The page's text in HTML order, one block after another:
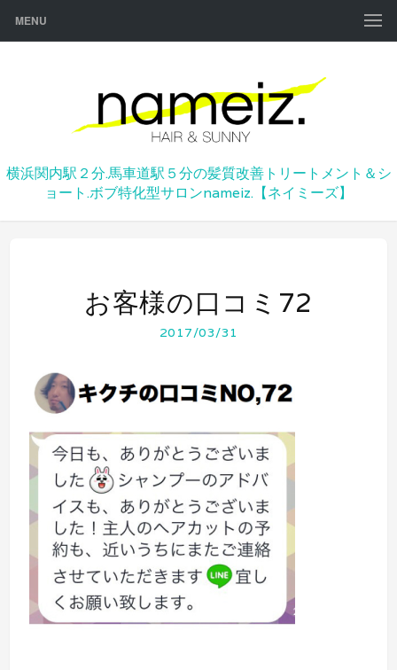
MENU
横浜関内駅２分.馬車道駅５分の髪質改善トリートメント＆シ
ョート.ボブ特化型サロンnameiz.【ネイミーズ】
お客様の口コミ72
2017/03/31